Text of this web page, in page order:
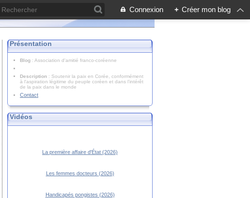
Connexion + Créer mon blog
Présentation
Blog : Association d'amitié franco-coréenne
Description : Soutenir la paix en Corée, conformément
à l'aspiration légitime du peuple coréen et dans l’intérêt
de la paix dans le monde
Contact
Vidéos
La première affaire d'État (2026)
Les femmes docteurs (2026)
Handicapés pongistes (2026)